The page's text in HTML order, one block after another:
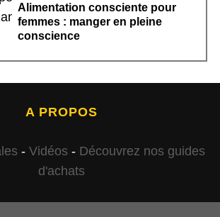
Alimentation consciente pour
femmes : manger en pleine
conscience
A PROPOS
- Vidéos - Découvrez nos guides
d'achats